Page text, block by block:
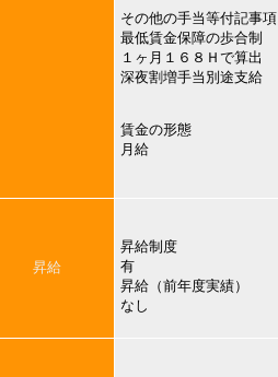
その他の手当等付記事項
最低賃金保障の歩合制
１ヶ月１６８Ｈで算出
深夜割増手当別途支給
賃金の形態
月給
昇給
昇給制度
有
昇給（前年度実績）
なし